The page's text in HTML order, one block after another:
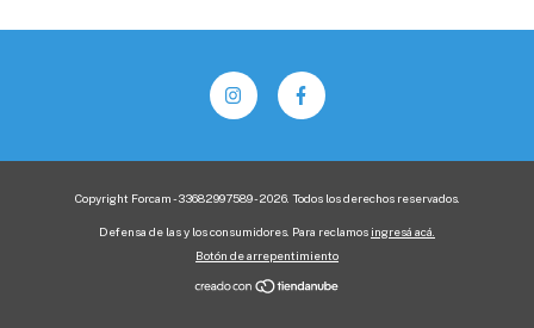
Copyright Forcam - 33682997589 - 2026. Todos los derechos reservados.
Defensa de las y los consumidores. Para reclamos ingresá acá.
Botón de arrepentimiento